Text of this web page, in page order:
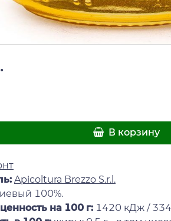
В корзину
Apicoltura Brezzo S.r.l.
100%.
на 100 г: 1420 кДж / 334